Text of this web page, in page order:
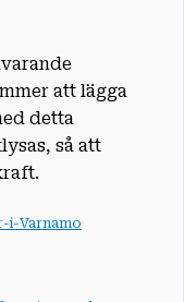
att lägga
detta
så att
i-Varnamo